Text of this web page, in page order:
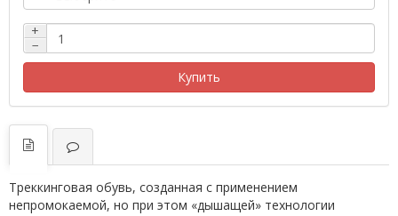
+
−
Купить
Треккинговая обувь, созданная с применением
непромокаемой, но при этом «дышащей» технологии